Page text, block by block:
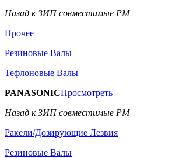
Назад к ЗИП совместимые РМ
Прочее
Резиновые Валы
Тефлоновые Валы
PANASONICПросмотреть
Назад к ЗИП совместимые РМ
Ракели/Дозирующие Лезвия
Резиновые Валы